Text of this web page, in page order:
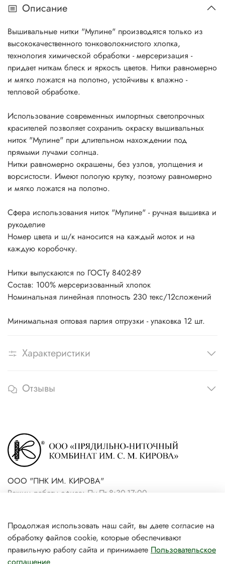
Описание
Вышивальные нитки "Мулине" производятся только из
высококачественного тонковолокнистого хлопка,
технология химической обработки - мерсеризация -
придает ниткам блеск и яркость цветов. Нитки равномерно
и мягко ложатся на полотно, устойчивы к влажно -
тепловой обработке.
Использование современных импортных светопрочных
красителей позволяет сохранить окраску вышивальных
ниток "Мулине" при длительном нахождении под
прямыми лучами солнца.
Нитки равномерно окрашены, без узлов, утолщения и
ворсистости. Имеют пологую крутку, поэтому равномерно
и мягко ложатся на полотно.
Сфера использования ниток "Мулине" - ручная вышивка и
рукоделие
Номер цвета и ш/к наносится на каждый моток и на
каждую коробочку.
Нитки выпускаются по ГОСТу 8402-89
Состав: 100% мерсеризованный хлопок
Номинальная линейная плотность 230 текс/12сложений
Минимальная оптовая партия отгрузки - упаковка 12 шт.
Характеристики
Отзывы
ООО "ПНК ИМ. КИРОВА"
Режим работы офиса: Пн-Пт 8:30-17:00
магазин)
+7(931) 239-81-06 (розничный
Продолжая использовать наш сайт, вы даете согласие на
обработку файлов cookie, которые обеспечивают
правильную работу сайта и принимаете Пользовательское